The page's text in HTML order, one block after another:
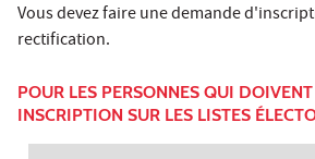
Vous devez faire une demande
rectification.
POUR LES PERSONNES QUI
INSCRIPTION SUR LES LISTES